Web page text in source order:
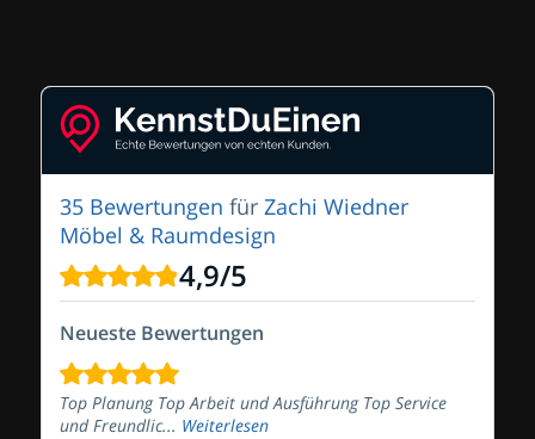
35 Bewertungen für Zachi Wiedner
Möbel & Raumdesign
4,9/5
Neueste Bewertungen
Top Planung Top Arbeit und Ausführung Top Service
und Freundlic... Weiterlesen